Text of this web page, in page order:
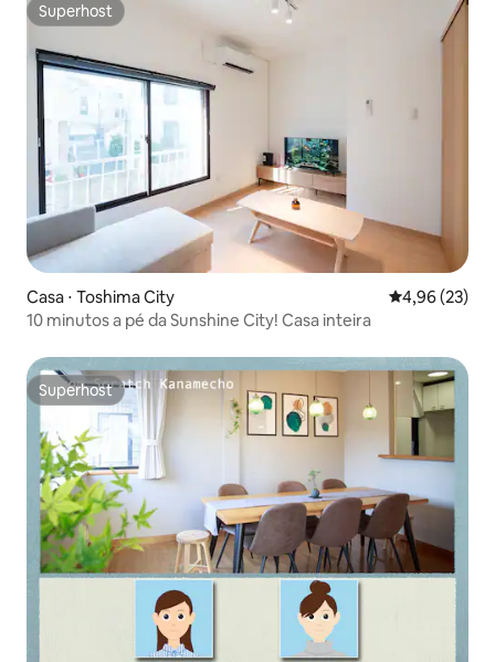
Superhost
Superhost
Casa ⋅ Toshima City 4,96 de uma
4,96 (23)
10 minutos a pé da Sunshine City! Casa inteira
Superhost
Superhost